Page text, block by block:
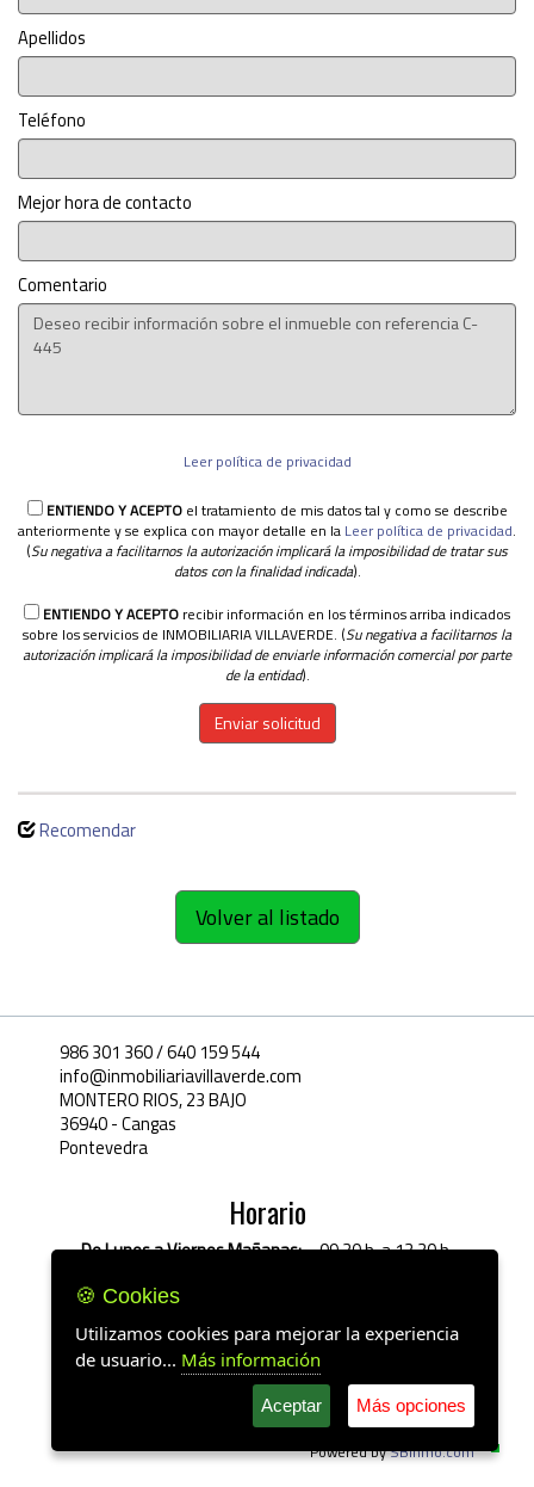
Apellidos
Teléfono
Mejor hora de contacto
Comentario
Leer política de privacidad
ENTIENDO Y ACEPTOel tratamiento de mis datos tal y como se describe
anteriormente y se explica con mayor detalle en la Leer política de privacidad.
(Su negativa a facilitarnos la autorización implicará la imposibilidad de tratar sus
datos con la finalidad indicada).
ENTIENDO Y ACEPTO recibir información en los términos arriba indicados
sobre los servicios de INMOBILIARIA VILLAVERDE. (Su negativa a facilitarnos la
autorización implicará la imposibilidad de enviarle información comercial por parte
de la entidad).
Enviar solicitud
Recomendar
Volver al listado
986 301 360 / 640 159 544
info@inmobiliariavillaverde.com
MONTERO RIOS, 23 BAJO
36940 - Cangas
Pontevedra
Horario
De Lunes a ViernesMañanas:09.30 h. a 13.30 h.
Cookies
Política de privacidad
Powered bySBinmo.com
🍪 Cookies
Utilizamos cookies para mejorar la experiencia
de usuario... Más información
Aceptar Más opciones